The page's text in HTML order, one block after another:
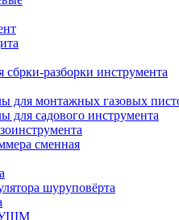
сбрки-разборки инструмента
для монтажных газовых
для садового инструмента
сменная
шуруповёрта
УШМ